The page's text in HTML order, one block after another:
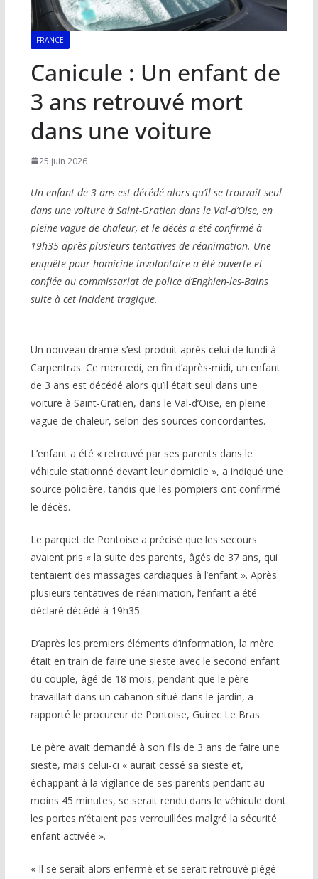
FRANCE
Canicule : Un enfant de
3 ans retrouvé mort
dans une voiture
25 juin 2026
Un enfant de 3 ans est décédé alors qu’il se trouvait seul
dans une voiture à Saint-Gratien dans le Val-d’Oise, en
pleine vague de chaleur, et le décès a été confirmé à
19h35 après plusieurs tentatives de réanimation. Une
enquête pour homicide involontaire a été ouverte et
confiée au commissariat de police d’Enghien-les-Bains
suite à cet incident tragique.
Un nouveau drame s’est produit après celui de lundi à
Carpentras. Ce mercredi, en fin d’après-midi, un enfant
de 3 ans est décédé alors qu’il était seul dans une
voiture à Saint-Gratien, dans le Val-d’Oise, en pleine
vague de chaleur, selon des sources concordantes.
L’enfant a été « retrouvé par ses parents dans le
véhicule stationné devant leur domicile », a indiqué une
source policière, tandis que les pompiers ont confirmé
le décès.
Le parquet de Pontoise a précisé que les secours
avaient pris « la suite des parents, âgés de 37 ans, qui
tentaient des massages cardiaques à l’enfant ». Après
plusieurs tentatives de réanimation, l’enfant a été
déclaré décédé à 19h35.
D’après les premiers éléments d’information, la mère
était en train de faire une sieste avec le second enfant
du couple, âgé de 18 mois, pendant que le père
travaillait dans un cabanon situé dans le jardin, a
rapporté le procureur de Pontoise, Guirec Le Bras.
Le père avait demandé à son fils de 3 ans de faire une
sieste, mais celui-ci « aurait cessé sa sieste et,
échappant à la vigilance de ses parents pendant au
moins 45 minutes, se serait rendu dans le véhicule dont
les portes n’étaient pas verrouillées malgré la sécurité
enfant activée ».
« Il se serait alors enfermé et se serait retrouvé piégé